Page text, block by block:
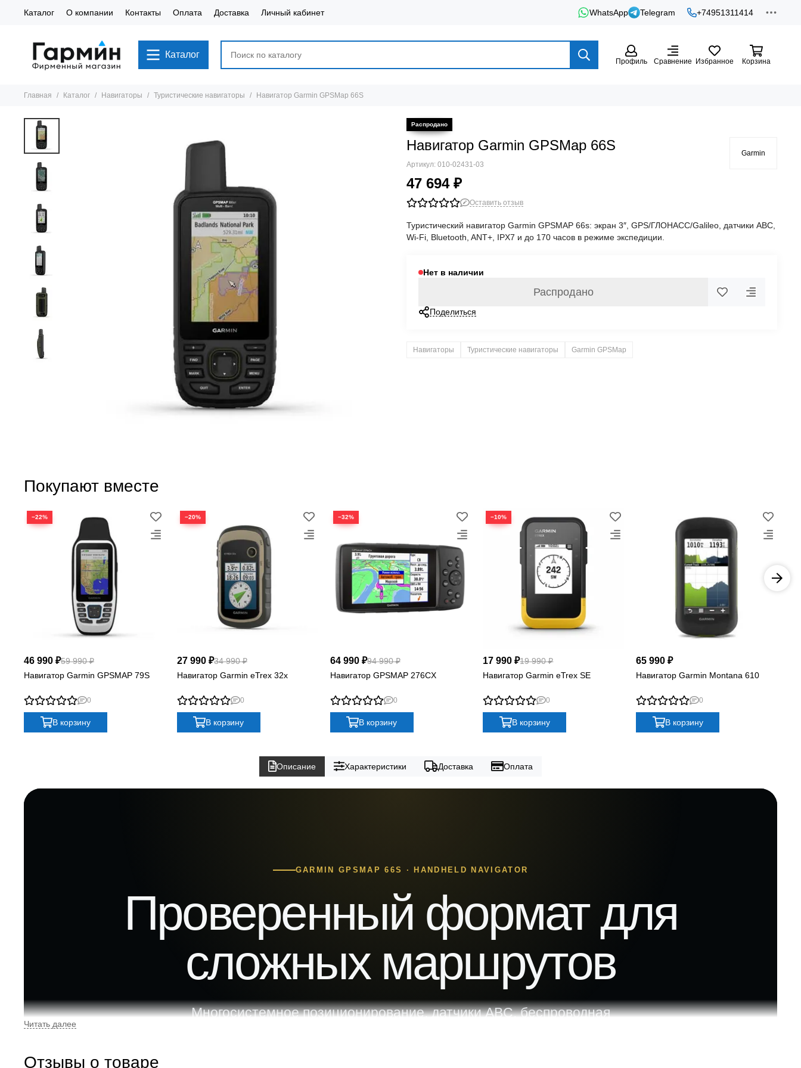
Каталог О компании Контакты Оплата Доставка Личный кабинет WhatsApp Telegram +74951311414
Каталог
Профиль Сравнение Избранное Корзина
Главная Каталог Навигаторы Туристические навигаторы Навигатор Garmin GPSMap 66S
Навигатор Garmin GPSMap 66S
Артикул: 010-02431-03
47 694 ₽
Garmin
Оставить отзыв
Туристический навигатор Garmin GPSMAP 66s: экран 3″, GPS/ГЛОНАСС/Galileo, датчики ABC,
Wi‑Fi, Bluetooth, ANT+, IPX7 и до 170 часов в режиме экспедиции.
Нет в наличии
Распродано
Поделиться
Навигаторы Туристические навигаторы Garmin GPSMap
Покупают вместе
−22%
46 990 ₽59 990 ₽
Навигатор Garmin GPSMAP 79S
0
В корзину
−20%
27 990 ₽34 990 ₽
Навигатор Garmin eTrex 32x
0
В корзину
−32%
64 990 ₽94 990 ₽
Навигатор GPSMAP 276CX
0
В корзину
−10%
17 990 ₽19 990 ₽
Навигатор Garmin eTrex SE
0
В корзину
65 990 ₽
Навигатор Garmin Montana 610
0
В корзину
Описание Характеристики Доставка Оплата
GARMIN GPSMAP 66S · HANDHELD NAVIGATOR
Проверенный формат для
сложных маршрутов
Многосистемное позиционирование, датчики ABC, беспроводная
Отзывы о товаре